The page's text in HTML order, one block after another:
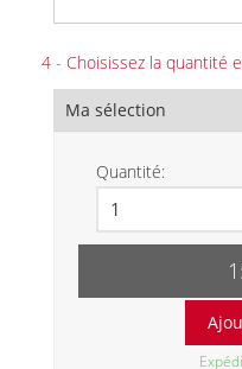
4 - Choisissez la quantité
Ma sélection
Quantité: